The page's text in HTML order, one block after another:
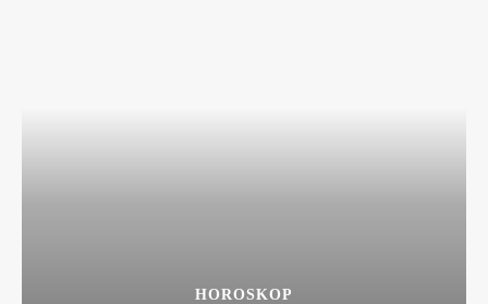
HOROSKOP